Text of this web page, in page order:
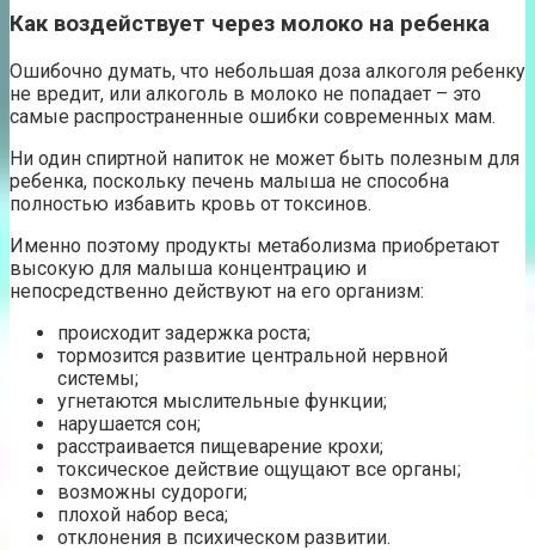
Как воздействует через молоко на ребенка
Ошибочно думать, что небольшая доза алкоголя ребенку
не вредит, или алкоголь в молоко не попадает – это
самые распространенные ошибки современных мам.
Ни один спиртной напиток не может быть полезным для
ребенка, поскольку печень малыша не способна
полностью избавить кровь от токсинов.
Именно поэтому продукты метаболизма приобретают
высокую для малыша концентрацию и
непосредственно действуют на его организм:
происходит задержка роста;
тормозится развитие центральной нервной
системы;
угнетаются мыслительные функции;
нарушается сон;
расстраивается пищеварение крохи;
токсическое действие ощущают все органы;
возможны судороги;
плохой набор веса;
отклонения в психическом развитии.